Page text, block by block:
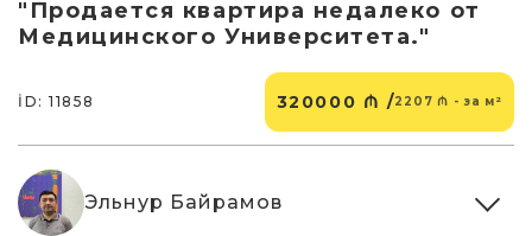
"Продается квартира недалеко от
Медицинского Университета."
İD: 11858 320000 ₼ /2207 ₼ - за м²
Эльнур Байрамов